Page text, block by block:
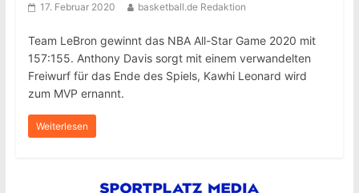
17. Februar 2020 basketball.de Redaktion
Team LeBron gewinnt das NBA All-Star Game 2020 mit
157:155. Anthony Davis sorgt mit einem verwandelten
Freiwurf für das Ende des Spiels, Kawhi Leonard wird
zum MVP ernannt.
Weiterlesen